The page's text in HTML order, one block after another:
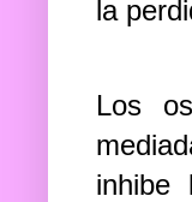
la
Los
inhibe